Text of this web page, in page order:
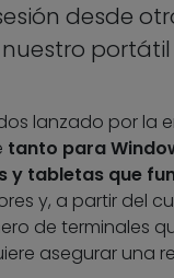
desde
portátil
lanzado por la
tanto para
y tabletas que
y, a partir del
de terminales
asegurar una